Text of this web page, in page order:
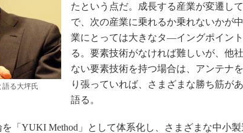
語る大坪氏
たという点だ。成長する産業が変遷し
で、次の産業に乗れるか乗れないかが
業にとっては大きなタ―イングポイン
る。要素技術がなければ難しいが、他
ない要素技術を持つ場合は、アンテナ
り張っていれば、さまざまな勝ち筋が
語る。
「YUKI Method」として体系化し、さまざまな中小製